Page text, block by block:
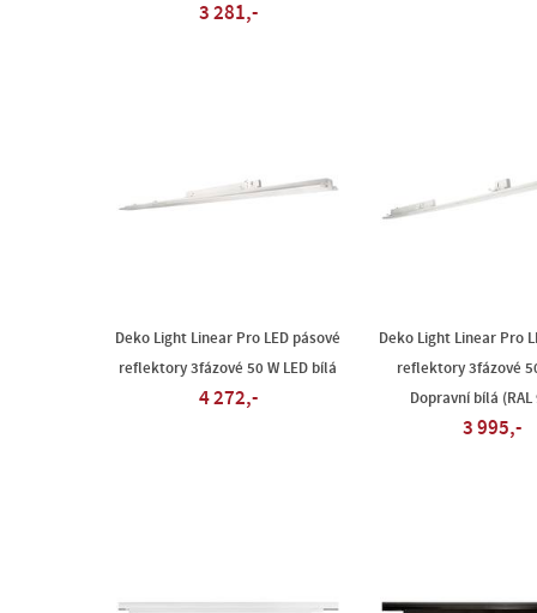
3 281,-
Deko Light Linear Pro LED pásové
reflektory 3fázové 50 W LED bílá
4 272,-
Deko Light Linear Pro
reflektory 3fázové
Dopravní bílá (RAL
3 995,-